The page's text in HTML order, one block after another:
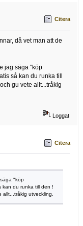
Citera
då vet man att de
jag säga "köp
så kan du runka till
gu vete allt...tråkig
Loggat
Citera
"köp
kan du runka till den !
utveckling.